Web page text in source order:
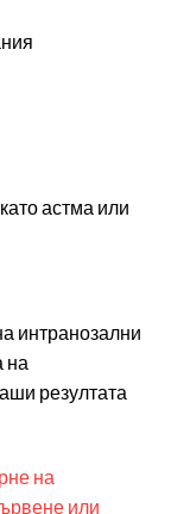
астма или
интранозални
на
резултата
на
или